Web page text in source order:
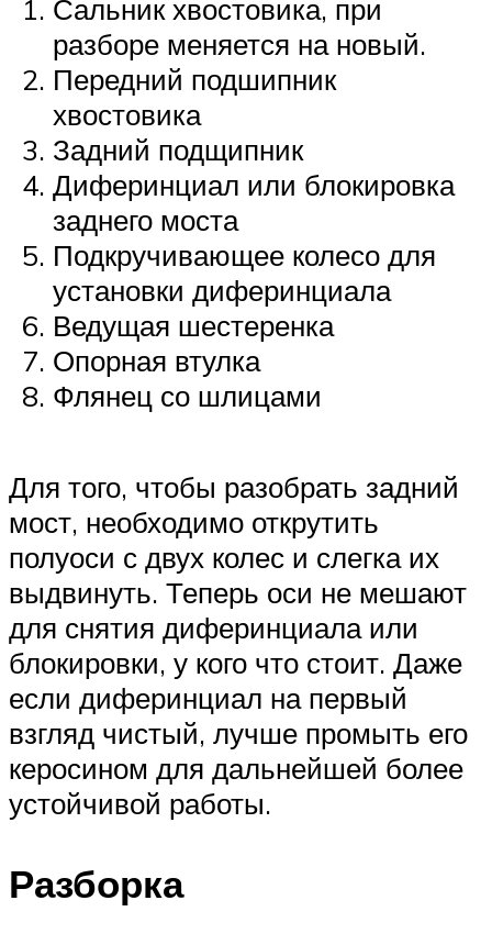
Меню
Сальник хвостовика, при
разборе меняется на новый.
Передний подшипник
хвостовика
Задний подщипник
Диферинциал или блокировка
заднего моста
Подкручивающее колесо для
установки диферинциала
Ведущая шестеренка
Опорная втулка
Флянец со шлицами
Для того, чтобы разобрать задний
мост, необходимо открутить
полуоси с двух колес и слегка их
выдвинуть. Теперь оси не мешают
для снятия диферинциала или
блокировки, у кого что стоит. Даже
если диферинциал на первый
взгляд чистый, лучше промыть его
керосином для дальнейшей более
устойчивой работы.
Разборка